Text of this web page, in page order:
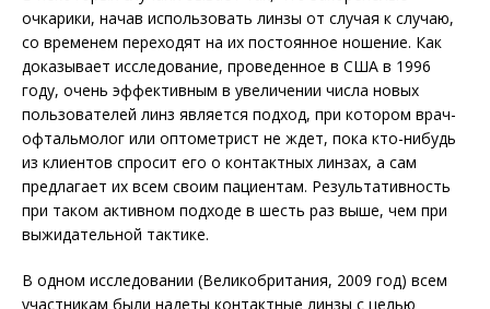
очкарики, начав использовать линзы от случая к случаю,
со временем переходят на их постоянное ношение. Как
доказывает исследование, проведенное в США в 1996
году, очень эффективным в увеличении числа новых
пользователей линз является подход, при котором врач-
офтальмолог или оптометрист не ждет, пока кто-нибудь
из клиентов спросит его о контактных линзах, а сам
предлагает их всем своим пациентам. Результативность
при таком активном подходе в шесть раз выше, чем при
выжидательной тактике.
В одном исследовании (Великобритания, 2009 год) всем
участникам были надеты контактные линзы с целью